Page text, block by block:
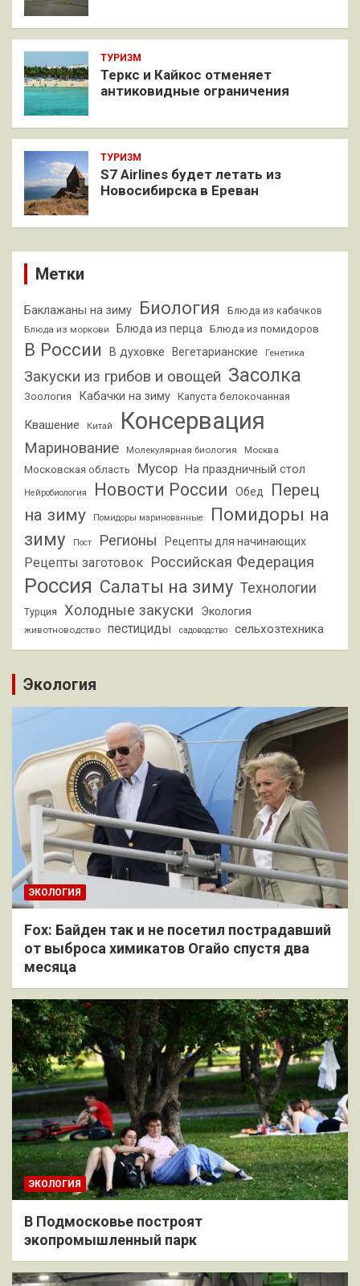
ТУРИЗМ
Теркс и Кайкос отменяет
антиковидные ограничения
ТУРИЗМ
S7 Airlines будет летать из
Новосибирска в Ереван
Метки
Баклажаны на зиму Биология Блюда из кабачков
Блюда из моркови Блюда из перца Блюда из помидоров
В России В духовке Вегетарианские Генетика
Закуски из грибов и овощей Засолка
Зоология Кабачки на зиму Капуста белокочанная
Квашение Китай Консервация
Маринование Молекулярная биология Москва
Московская область Мусор На праздничный стол
Нейробиология Новости России Обед
Перец
на зиму
Помидоры маринованные
Помидоры на
зиму
Пост Регионы Рецепты для начинающих
Рецепты заготовок Российская Федерация
Россия Салаты на зиму Технологии
Турция Холодные закуски Экология
животноводство пестициды садоводство сельхозтехника
Экология
ЭКОЛОГИЯ
Fox: Байден так и не посетил пострадавший
от выброса химикатов Огайо спустя два
месяца
ЭКОЛОГИЯ
В Подмосковье построят
экопромышленный парк